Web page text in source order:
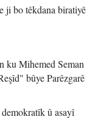
ji bo têkdana biratiyê
ku Mihemed Seman
bûye Parêzgarê
û asayî